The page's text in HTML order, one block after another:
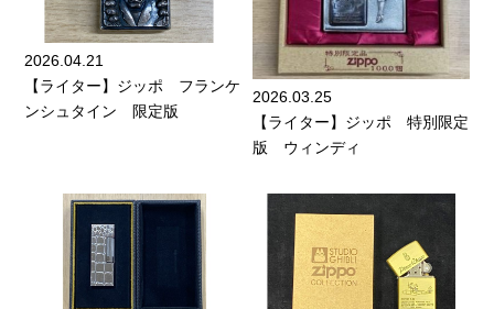
2026.04.21
【ライター】ジッポ フランケ
ンシュタイン 限定版
2026.03.25
【ライター】ジッポ 特別限定
版 ウィンディ